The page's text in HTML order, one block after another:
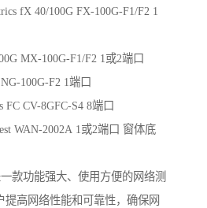
fX 40/100G FX-100G-F1/F2 1
MX-100G-F1/F2 1或2端口
100G-F2 1端口
CV-8GFC-S4 8端口
WAN-2002A 1或2端口 窗体底
款功能强大、使用方便的网络测
提高网络性能和可靠性，确保网